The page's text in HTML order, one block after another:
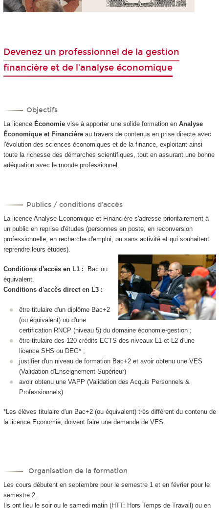
Devenez un professionnel de la gestion
financière et de l'analyse économique
Objectifs
La licence Économievise à apporter une solide formation en Analyse
Économique et Financièreau travers de contenus en prise directe avec
l'évolution des sciences économiques et de la finance, exploitant ainsi
toute la richesse des démarches scientifiques, tout en assurant une bonne
adéquation avec le monde professionnel.
Publics / conditions d'accès
La licence Analyse Economique et Financière s'adresse prioritairement à
un public en reprise d'études (personnes en poste, en reconversion
professionnelle, en recherche d'emploi, ou sans activité et qui souhaitent
reprendre leurs études).
Conditions d'accès en L1 :
Bac ou
équivalent.
Conditions d'accès direct en L3 :
être titulaire d'un diplôme Bac+2
(ou équivalent) ou d'une
certification RNCP (niveau 5) du domaine économie-gestion ;
être titulaire des 120 crédits ECTS des niveaux L1 et L2 d'une
licence SHS ou DEG* ;
justifier d'un niveau de formation Bac+2 et avoir obtenu une VES
(Validation d'Enseignement Supérieur)
avoir obtenu une VAPP (Validation des Acquis Personnels &
Professionnels)
*Les élèves titulaire d'un Bac+2 (ou équivalent) très différent du contenu de
la licence Economie, doivent faire une demande de VES.
Organisation de la formation
Les cours débutent en septembre pour le semestre 1 et en février pour le
semestre 2.
Ils ont lieu le soir ou le samedi matin (HTT: Hors Temps de Travail) ou en